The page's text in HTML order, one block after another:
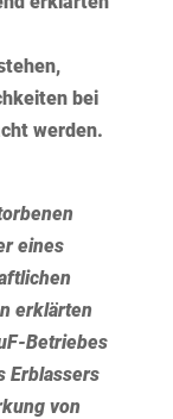
bei
werden.
eines
erklärten
Betriebes
Erblassers
von